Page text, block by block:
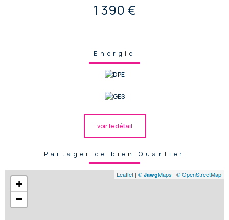
1 390 €
Energie
voir le détail
Partager ce bien Quartier
+
−
Leaflet | © JawgMaps | © OpenStreetMap